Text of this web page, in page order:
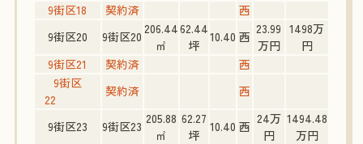
9街区18
契約済
西
9街区20
9街区20 206.44
㎡
62.44
坪
10.40 西 23.99
万円
1498万
円
9街区21
契約済
西
9街区
22
契約済 西
9街区23 9街区23 205.88
㎡
62.27
坪
10.40 西 24万
円
1494.48
万円